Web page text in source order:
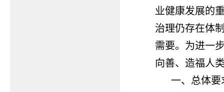
业健康发展的
治理仍存在体
需要。为进一
向善、造福人
一、总体要